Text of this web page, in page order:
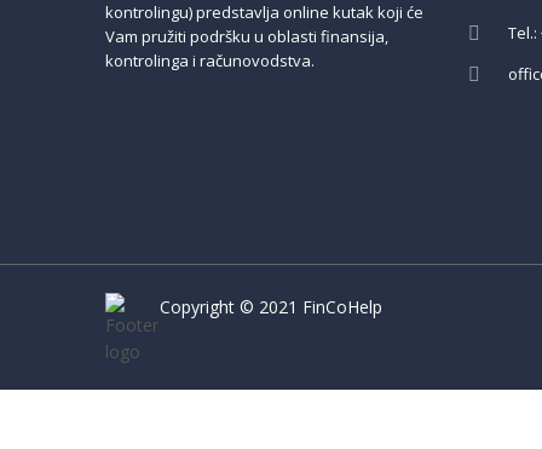
kontrolingu) predstavlja online kutak koji će
Vam pružiti podršku u oblasti finansija,
kontrolinga i računovodstva.
Tel.:
Copyright © 2021 FinCoHelp